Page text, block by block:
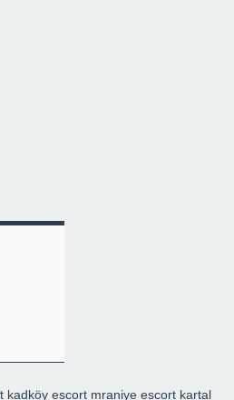
kadköy escort mraniye escort kartal